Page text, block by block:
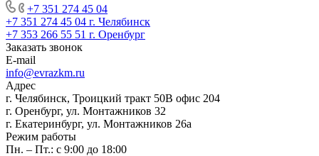
+7 351 274 45 04
+7 351 274 45 04 г. Челябинск
+7 353 266 55 51 г. Оренбург
Заказать звонок
E-mail
info@evrazkm.ru
Адрес
г. Челябинск, Троицкий тракт 50В офис 204
г. Оренбург, ул. Монтажников 32
г. Екатеринбург, ул. Монтажников 26а
Режим работы
Пн. – Пт.: с 9:00 до 18:00